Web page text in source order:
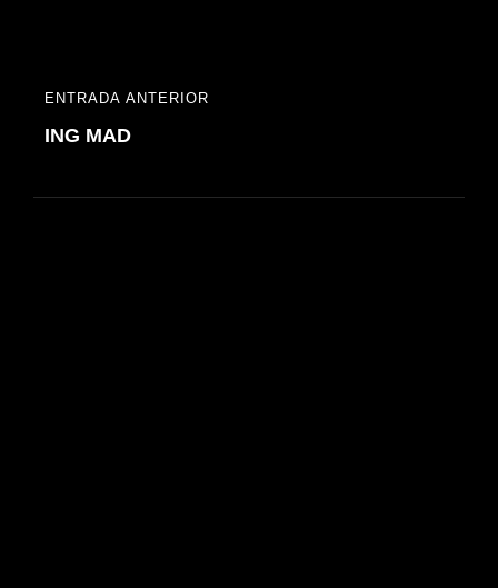
Navegación
de
ENTRADA
ANTERIOR
ENTRADA ANTERIOR
ING MAD